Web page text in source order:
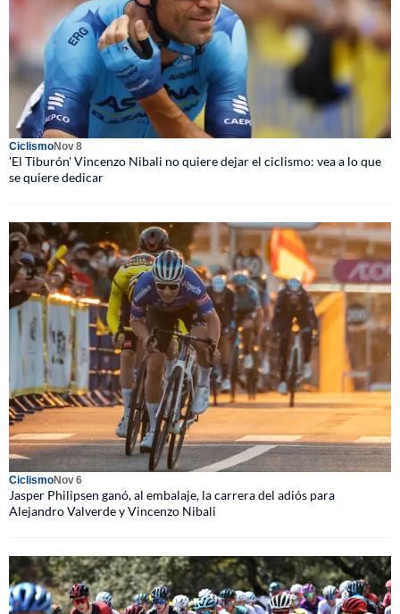
CiclismoNov 8
'El Tiburón' Vincenzo Nibali no quiere dejar el ciclismo: vea a lo que
se quiere dedicar
CiclismoNov 6
Jasper Philipsen ganó, al embalaje, la carrera del adiós para
Alejandro Valverde y Vincenzo Nibali